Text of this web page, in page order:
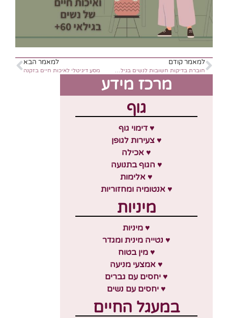
למאמר קודם
חוברת בדיקות חשובות לנשים בגילאי 60+
למאמר הבא
מסע דיגיטלי לאיכות חיים בזקנה
מרכז מידע
גוף
♥ דימוי גוף
♥ צעירות לגופן
♥ אכילה
♥ הגוף בתנועה
♥ אלימות
♥ אנטומיה ומחזוריות
מיניות
♥ מיניות
♥ נטייה מינית ומגדר
♥ מין בטוח
♥ אמצעי מניעה
♥ יחסים עם גברים
♥ יחסים עם נשים
במעגל החיים